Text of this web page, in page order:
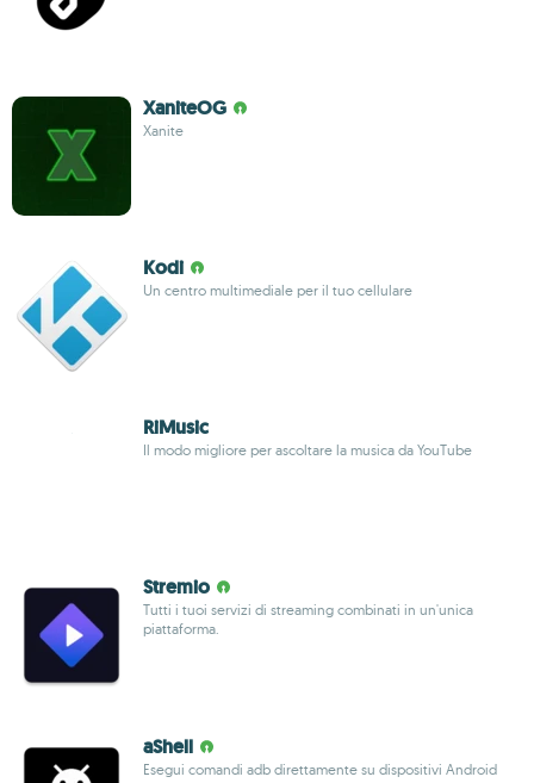
XaniteOG
Xanite
Kodi
Un centro multimediale per il tuo cellulare
RiMusic
Il modo migliore per ascoltare la musica da YouTube
Stremio
Tutti i tuoi servizi di streaming combinati in un'unica
piattaforma.
aShell
Esegui comandi adb direttamente su dispositivi Android